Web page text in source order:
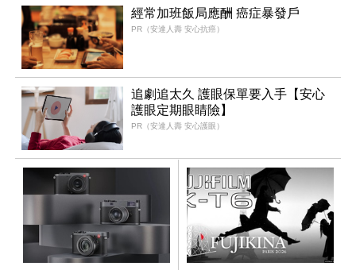
經常加班飯局應酬 癌症暴發戶
PR（安達人壽 安心抗癌）
追劇追太久 護眼保單要入手【安心
護眼定期眼睛險】
PR（安達人壽 安心護眼）